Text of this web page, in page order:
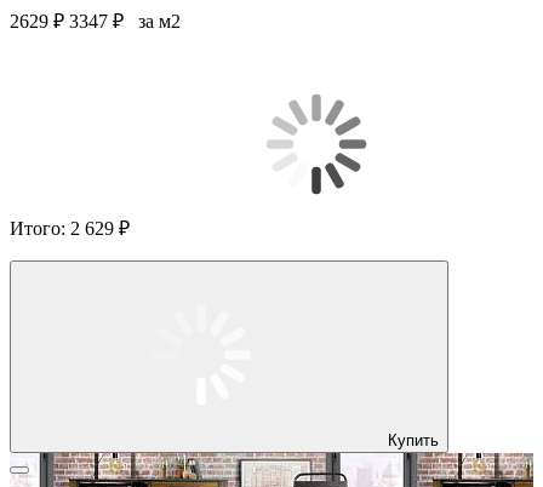
2629 ₽ 3347 ₽ за м2
Итого: 2 629 ₽
Купить